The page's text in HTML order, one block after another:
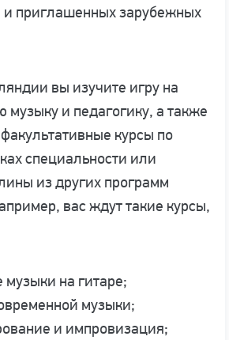
и приглашенных зарубежных
вы изучите игру на
музыку и педагогику, а также
курсы по
специальности или
из других программ
вас ждут такие курсы,
на гитаре;
музыки;
и импровизация;